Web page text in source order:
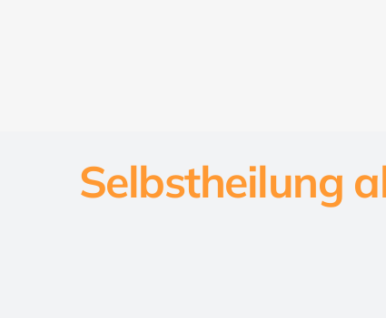
Selbstheilung